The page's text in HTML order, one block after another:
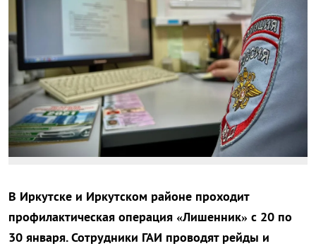
В Иркутске и Иркутском районе проходит
профилактическая операция «Лишенник» с 20 по
30 января. Сотрудники ГАИ проводят рейды и